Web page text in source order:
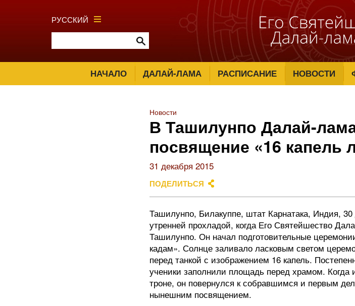
РУССКИЙ
НАЧАЛО ДАЛАЙ-ЛАМА РАСПИСАНИЕ НОВОСТИ
Новости
В Ташилунпо Далай-
посвящение «16 капель
31 декабря 2015
ПОДЕЛИТЬСЯ
Ташилунпо, Билакуппе, штат Карнатака, Индия,
утренней прохладой, когда Его Святейшество
Ташилунпо. Он начал подготовительные
кадам». Солнце заливало ласковым светом
перед танкой с изображением 16 капель.
ученики заполнили площадь перед храмом.
троне, он повернулся к собравшимся и первым
нынешним посвящением.